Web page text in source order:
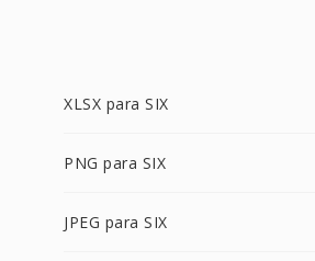
XLSX para SIX
PNG para SIX
JPEG para SIX